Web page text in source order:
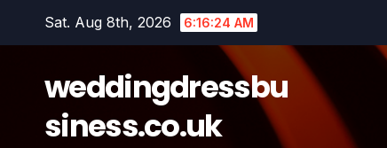
Sat. Aug 8th, 2026 6:16:25 AM
weddingdressbu
siness.co.uk